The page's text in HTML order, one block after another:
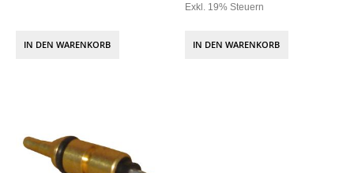
IN DEN WARENKORB
Exkl. 19% Steuern
IN DEN WARENKORB